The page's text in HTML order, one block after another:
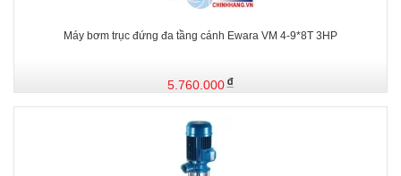
Máy bơm trục đứng đa tầng cánh Ewara VM 4-9*8T 3HP
5.760.000